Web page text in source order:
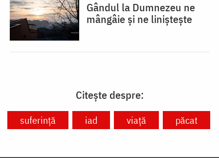
Gândul la Dumnezeu ne
mângâie și ne liniștește
Citește despre:
suferință iad viață păcat